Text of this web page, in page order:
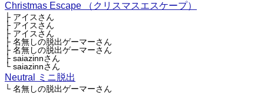
Christmas Escape （クリスマスエスケープ）
├ アイスさん
├ アイスさん
├ アイスさん
├ 名無しの脱出ゲーマーさん
├ 名無しの脱出ゲーマーさん
├ saiazinnさん
└ saiazinnさん
Neutral ミニ脱出
└ 名無しの脱出ゲーマーさん